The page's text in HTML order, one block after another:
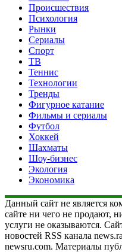
Происшествия
Психология
Рынки
Сериалы
Спорт
ТВ
Теннис
Технологии
Тренды
Фигурное катание
Фильмы и сериалы
Футбол
Хоккей
Шахматы
Шоу-бизнес
Экология
Экономика
Данный сайт не является
сайте ни чего не продают,
услуги не оказываются.
новостей RSS канала
newsru.com. Материалы